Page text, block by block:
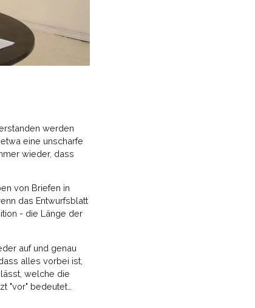
werden
eine unscharfe
wieder, dass
von Briefen in
das Entwurfsblatt
- die Länge der
auf und genau
alles vorbei ist,
welche die
"vor" bedeutet…